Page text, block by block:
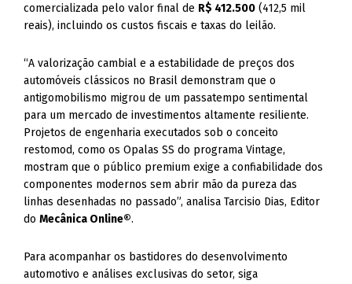
comercializada pelo valor final de R$ 412.500 (412,5 mil
reais), incluindo os custos fiscais e taxas do leilão.
“A valorização cambial e a estabilidade de preços dos
automóveis clássicos no Brasil demonstram que o
antigomobilismo migrou de um passatempo sentimental
para um mercado de investimentos altamente resiliente.
Projetos de engenharia executados sob o conceito
restomod, como os Opalas SS do programa Vintage,
mostram que o público premium exige a confiabilidade dos
componentes modernos sem abrir mão da pureza das
linhas desenhadas no passado”, analisa Tarcisio Dias, Editor
doMecânica Online®.
Para acompanhar os bastidores do desenvolvimento
automotivo e análises exclusivas do setor, siga